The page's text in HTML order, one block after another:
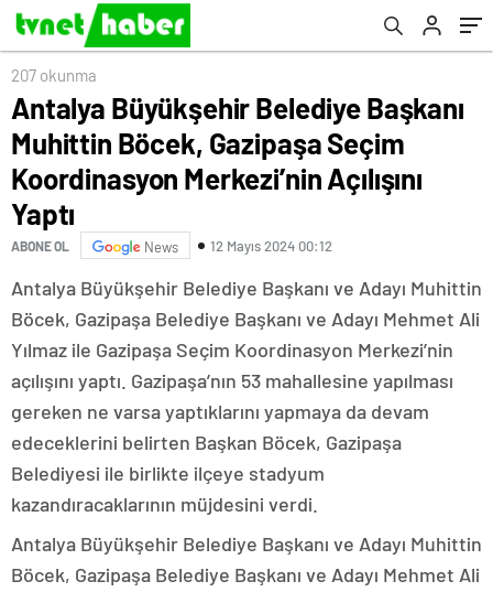
Koordinasyon Merkezi’nin Açılışını Yaptı
207 okunma
Antalya Büyükşehir Belediye Başkanı
Muhittin Böcek, Gazipaşa Seçim
Koordinasyon Merkezi’nin Açılışını
Yaptı
ABONE OL News 12 Mayıs 2024 00:12
Antalya Büyükşehir Belediye Başkanı ve Adayı Muhittin
Böcek, Gazipaşa Belediye Başkanı ve Adayı Mehmet Ali
Yılmaz ile Gazipaşa Seçim Koordinasyon Merkezi’nin
açılışını yaptı. Gazipaşa’nın 53 mahallesine yapılması
gereken ne varsa yaptıklarını yapmaya da devam
edeceklerini belirten Başkan Böcek, Gazipaşa
Belediyesi ile birlikte ilçeye stadyum
kazandıracaklarının müjdesini verdi.
Antalya Büyükşehir Belediye Başkanı ve Adayı Muhittin
Böcek, Gazipaşa Belediye Başkanı ve Adayı Mehmet Ali